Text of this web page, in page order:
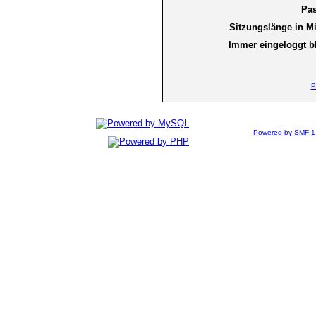
Sitzungslänge in
Immer eingeloggt
Powered by SMF